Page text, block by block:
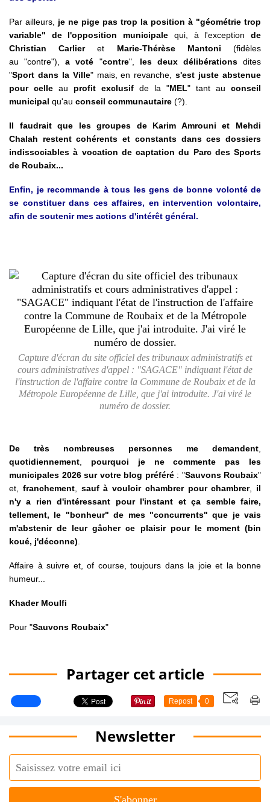
Par ailleurs,
je ne pige pas trop la position à "géométrie trop
variable" de l'opposition municipale qui, à l'exceptionde
Christian Carlieret Marie-Thérèse Mantoni(fidèles
au "contre"),a voté "contre", les deux délibérationsdites
"Sport dans la Ville" mais, en revanche,s'est juste abstenue
pour celle au profit exclusif de la "MEL" tant au conseil
municipal qu'au conseil communautaire (?).
Il faudrait que les groupes de Karim Amrouni et Mehdi
Chalah restent cohérents et constants dans ces dossiers
indissociables à vocation de captation du Parc des Sports
de Roubaix...
Enfin, je recommande à tous les gens de bonne volonté de
se constituer dans ces affaires, en intervention volontaire,
afin de soutenir mes actions d'intérêt général.
Capture d'écran du site officiel des tribunaux administratifs et
cours administratives d'appel : "SAGACE" indiquant l'état de
l'instruction de l'affaire contre la Commune de Roubaix et de la
Métropole Européenne de Lille, que j'ai introduite. J'ai viré le
numéro de dossier.
De très nombreuses personnes me demandent
quotidiennement
pourquoi je ne commente pas les
municipales 2026 sur votre blog préféré: "Sauvons Roubaix"
et, franchement, sauf à vouloir chambrer pour chambrer, il
n'y a rien d'intéressant pour l'instant et ça semble faire,
tellement, le "bonheur" de mes "concurrents" que je vais
m'abstenir de leur gâcher ce plaisir pour le moment (bin
koué, j'déconne)
Affaire à suivre et, of course, toujours dans la joie et la bonne
humeur...
Khader Moulfi
Pour "Sauvons Roubaix"
Partager cet article
Repost 0
Newsletter